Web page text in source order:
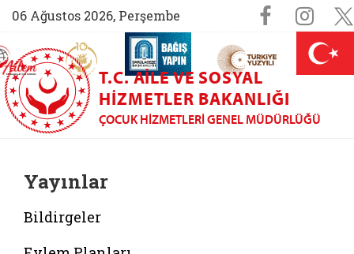
06 Ağustos 2026, Perşembe Sosyal
(yeni sekmede açılır)
AİLEM İletişim Merkezi (yeni sekmede açılır)
Aile ve Nüfus On Yılı (yeni sekmede açılır)
Darülaceze bağış sayfası (yeni
T.C. AILE VE SOSYAL
HIZMETLER BAKANLIĞI
ÇOCUK HIZMETLERI GENEL MÜDÜRLÜĞÜ
Yayınlar
Bildirgeler